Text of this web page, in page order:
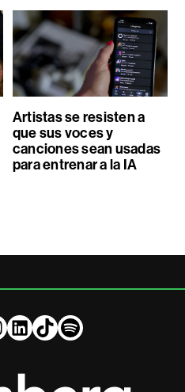
Artistas se resisten a
que sus voces y
canciones sean usadas
para entrenar a la IA